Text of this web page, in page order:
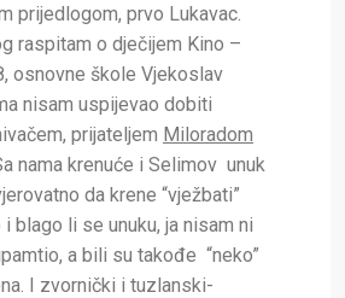
prijedlogom, prvo Lukavac.
raspitam o dječijem Kino –
osnovne škole Vjekoslav
nisam uspijevao dobiti
prijateljem Miloradom
nama krenuće i Selimov unuk
da krene “vježbati”
blago li se unuku, ja nisam ni
a bili su takođe “neko”
I zvornički i tuzlanski-